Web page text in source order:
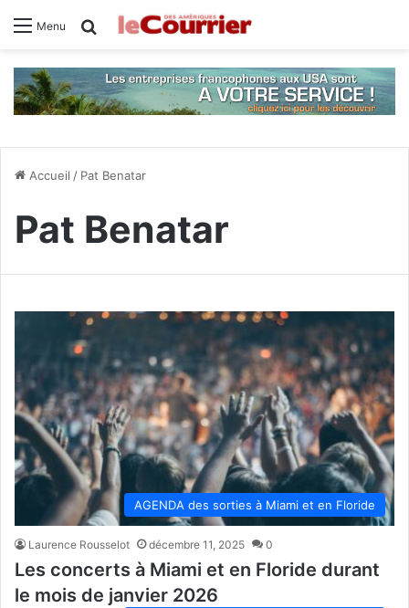
Menu Rechercher
Accueil / Pat Benatar
Pat Benatar
AGENDA des sorties à Miami et en Floride
Laurence Rousselot décembre 11, 2025 0
Les concerts à Miami et en Floride durant
le mois de janvier 2026